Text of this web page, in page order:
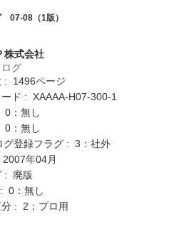
07-08（1版）
株式会社
グ
: 1496ページ
ド : XAAAA-H07-300-1
0：無し
0：無し
グ登録フラグ : 3：社外
年04月
: 廃版
0：無し
: 2：プロ用